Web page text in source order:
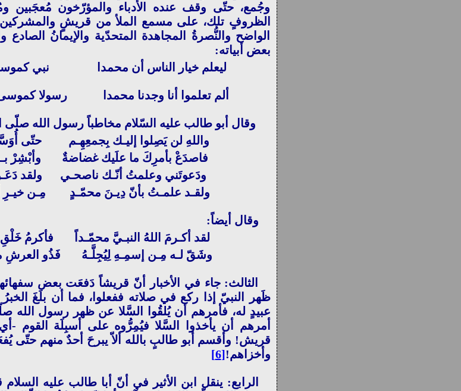
وجُمع، حتّى وقف عنده الأدباء والمؤرّخون مُعجَبين
الظروفٍ تلك، على مسمع الملأ من قريشٍ والمشركين
الواضح والنُّصرةُ المجاهدة المتحدّية والإيمانُ
بعض أبياته:
ليعلم خيار الناس أن محمدا نبي كموسى
ألم تعلموا أنا وجدنا محمدا رسولا
وقال أبو طالب عليه السّلام مخاطباً رسول الله صلّى
واللهِ لن يَصِلوا إليـك بِجمعِهِـم حتّى أُوَسَّدَ
فاصدَعْ بأمرِكَ ما علَيك غضاضةٌ وأبْشِرْ
ودَعوتَني وعلمتُ أنّـك ناصحـي ولقد
ولقـد علمـتُ بأنّ دِيـنَ محمّـدٍ مِـن خيـرِ
وقال أيضاً:
لقد أكـرمَ اللهُ النبـيَّ محمّـداً فأكرمُ
وشَقّ لـه مِـن إسمِـهِ لِيُجِلَّـهُ فَذُو العرشِ
الثالث: جاء في الأخبار أنّ قريشاً دَفعَت بعض
ظَهر النبيّ إذا ركع في صلاته ففعلوا، فما أن بلَغَ
عبيدٍ له، فأمرهم أن يُلقُوا السَّلا عن ظهر رسول الله
أمرهم أن يأخذوا السَّلا فيُمِرُّوه على أسبِلَة القوم
قريش! وأقسم أبو طالبٍ بالله ألاّ يبرحَ أحدٌ منهم حتّى
وأخزاهم![6]
الرابع: ينقل ابن الأثير في أنّ أبا طالب عليه